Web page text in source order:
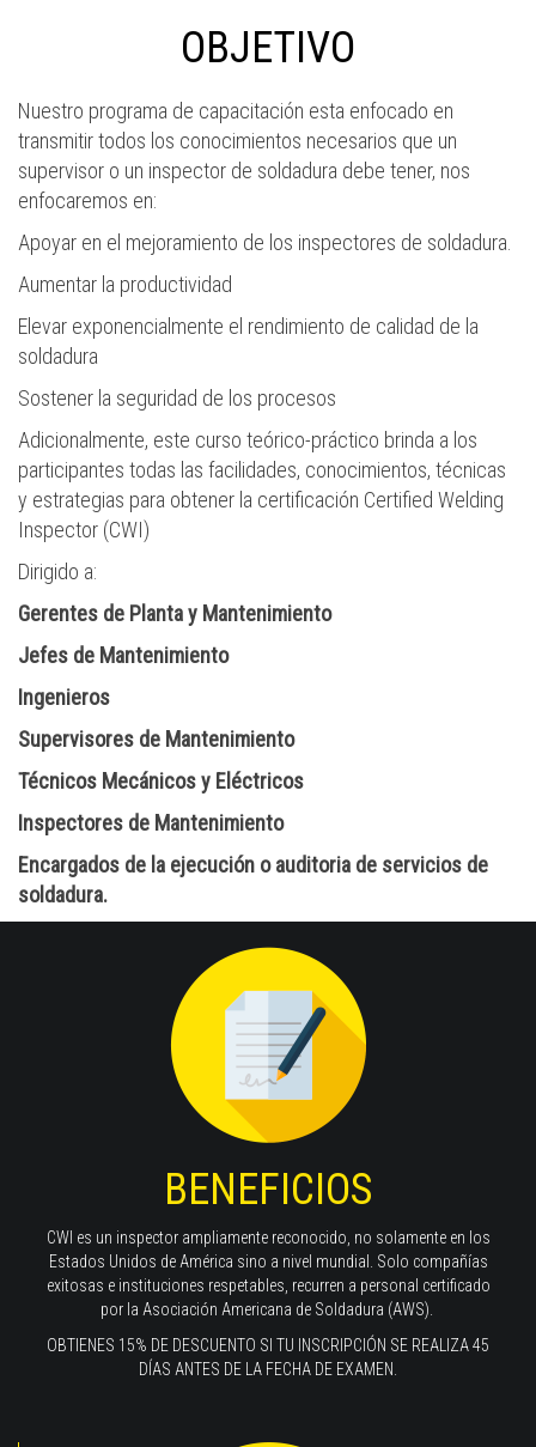
OBJETIVO
Nuestro programa de capacitación esta enfocado en
transmitir todos los conocimientos necesarios que un
supervisor o un inspector de soldadura debe tener, nos
enfocaremos en:
Apoyar en el mejoramiento de los inspectores de soldadura.
Aumentar la productividad
Elevar exponencialmente el rendimiento de calidad de la
soldadura
Sostener la seguridad de los procesos
Adicionalmente, este curso teórico-práctico brinda a los
participantes todas las facilidades, conocimientos, técnicas
y estrategias para obtener la certificación Certified Welding
Inspector (CWI)
Dirigido a:
Gerentes de Planta y Mantenimiento
Jefes de Mantenimiento
Ingenieros
Supervisores de Mantenimiento
Técnicos Mecánicos y Eléctricos
Inspectores de Mantenimiento
Encargados de la ejecución o auditoria de servicios de
soldadura.
BENEFICIOS
CWI es un inspector ampliamente reconocido, no solamente en los
Estados Unidos de América sino a nivel mundial. Solo compañías
exitosas e instituciones respetables, recurren a personal certificado
por la Asociación Americana de Soldadura (AWS).
OBTIENES 15% DE DESCUENTO SI TU INSCRIPCIÓN SE REALIZA 45
DÍAS ANTES DE LA FECHA DE EXAMEN.